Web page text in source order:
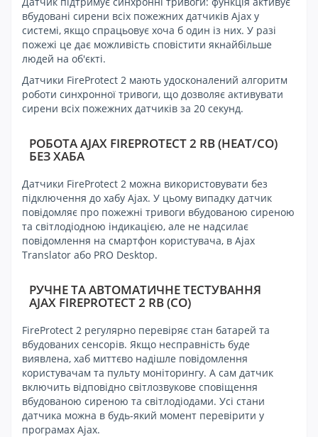
вбудовані сирени всіх пожежних датчиків Ajax у
системі, якщо спрацьовує хоча б один із них. У разі
пожежі це дає можливість сповістити якнайбільше
людей на об'єкті.
Датчики FireProtect 2 мають удосконалений алгоритм
роботи синхронної тривоги, що дозволяє активувати
сирени всіх пожежних датчиків за 20 секунд.
РОБОТА AJAX FIREPROTECT 2 RB (HEAT/CO)
БЕЗ ХАБА
Датчики FireProtect 2 можна використовувати без
підключення до хабу Ajax. У цьому випадку датчик
повідомляє про пожежні тривоги вбудованою сиреною
та світлодіодною індикацією, але не надсилає
повідомлення на смартфон користувача, в Ajax
Translator або PRO Desktop.
РУЧНЕ ТА АВТОМАТИЧНЕ ТЕСТУВАННЯ
AJAX FIREPROTECT 2 RB (CO)
FireProtect 2 регулярно перевіряє стан батарей та
вбудованих сенсорів. Якщо несправність буде
виявлена, хаб миттєво надішле повідомлення
користувачам та пульту моніторингу. А сам датчик
включить відповідно світлозвукове сповіщення
вбудованою сиреною та світлодіодами. Усі стани
датчика можна в будь-який момент перевірити у
програмах Ajax.